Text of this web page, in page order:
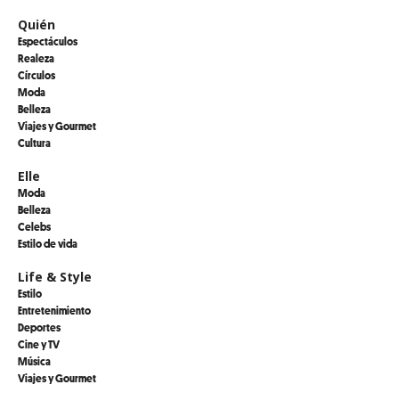
Quién
Espectáculos
Realeza
Círculos
Moda
Belleza
Viajes y Gourmet
Cultura
Elle
Moda
Belleza
Celebs
Estilo de vida
Life & Style
Estilo
Entretenimiento
Deportes
Cine y TV
Música
Viajes y Gourmet